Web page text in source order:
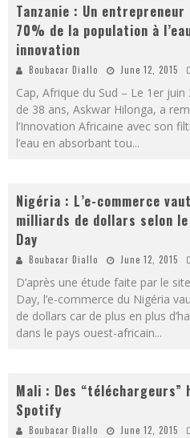
Tanzanie : Un
70% de la population à
innovation
Boubacar Diallo June 12, 2015
Cap, Afrique du Sud – Le 1er
de 38 ans, Askwar Hilonga, a
l’Innovation Africaine avec son
l’eau en absorbant tou...
Nigéria : L’e-commerce
milliards de dollars selon
Day
Boubacar Diallo June 12, 2015
D’après une étude faite par le
Day, l’e-commerce du Nigéria
de dollars car de plus en plus
dans le pays ouest-africain...
Mali : Des “téléchargeurs”
Spotify
Boubacar Diallo June 12, 2015